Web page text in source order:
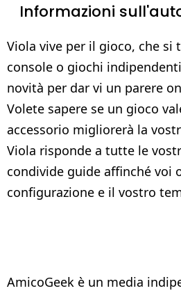
Informazioni
Viola vive per il gioco, che
console o giochi
novità per dar vi un parere
Volete sapere se un gioco
accessorio migliorerà la
Viola risponde a tutte le
condivide guide affinché voi
configurazione e il vostro
AmicoGeek è un media